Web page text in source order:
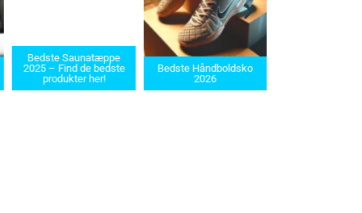
Saunatæppe
Find de bedste
produkter her!
Bedste Håndboldsko
Bedste barbermaskiner
i 2025: Find den rette til